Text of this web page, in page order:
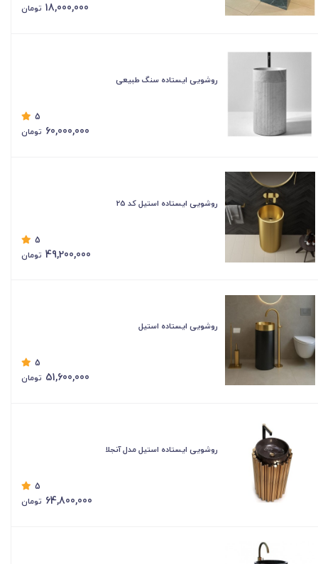
18,000,000 تومان
روشویی ایستاده سنگ طبیعی
5
60,000,000 تومان
روشویی ایستاده استیل کد 25
5
49,200,000 تومان
روشویی ایستاده استیل
5
51,600,000 تومان
روشویی ایستاده استیل مدل آنجلا
5
64,800,000 تومان